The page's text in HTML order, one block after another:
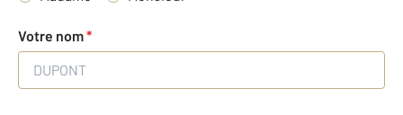
Votre nom*